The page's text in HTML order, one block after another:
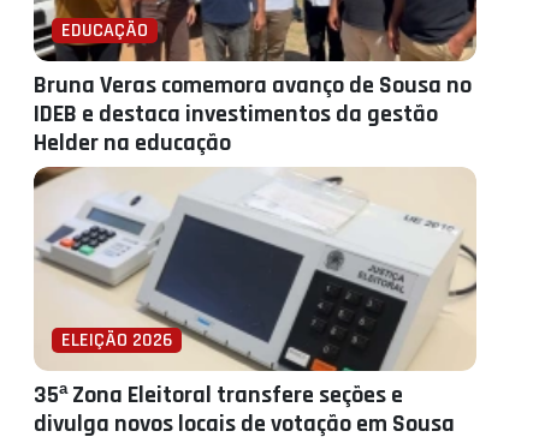
EDUCAÇÃO
Bruna Veras comemora avanço de Sousa no
IDEB e destaca investimentos da gestão
Helder na educação
ELEIÇÃO 2026
35ª Zona Eleitoral transfere seções e
divulga novos locais de votação em Sousa